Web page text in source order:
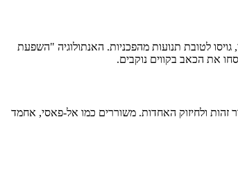
גויסו לטובת תנועות מהפכניות. האנתולוגיה "השפעת
את הכאב בקווים נוקבים.
זהות ולחיזוק האחדות. משוררים כמו אל-פאסי, אחמד